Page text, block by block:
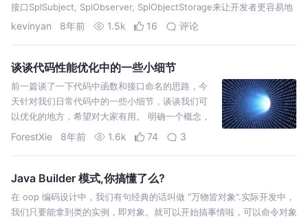
接口SplSubject, SplObserver, SplObjectStorage来让开发者更容易地
实现观察者模式，不过我还是想脱…
kevinyan 8年前 1.5k 16 评论
谈谈代码性能优化中的一些小细节
前一篇谈了一下代码中函数和接口命名的思路，今
天针对我们日常代码中的一些小细节，谈谈我们可
以优化的地方，希望对大家有用。 明确一个概念，
对方法的调用，即使方法中只有一句语句，也是有
除此之外，…
ForestXie 8年前 1.6k 74 3
Java Builder 模式,你搞懂了么?
在 oop 编码设计中，我们有句经典的话叫做 "万物皆对象".实际开发中，
我们只要能拿到类的实例，即对象。就可以开始搞事情啦，可以命令对象